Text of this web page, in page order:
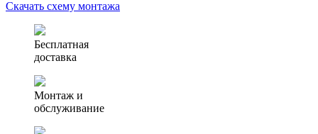
Автономная
(септик)
Атлант
обеззараживанием
Скачать схему монтажа
Бесплатная
доставка
Монтаж и
обслуживание